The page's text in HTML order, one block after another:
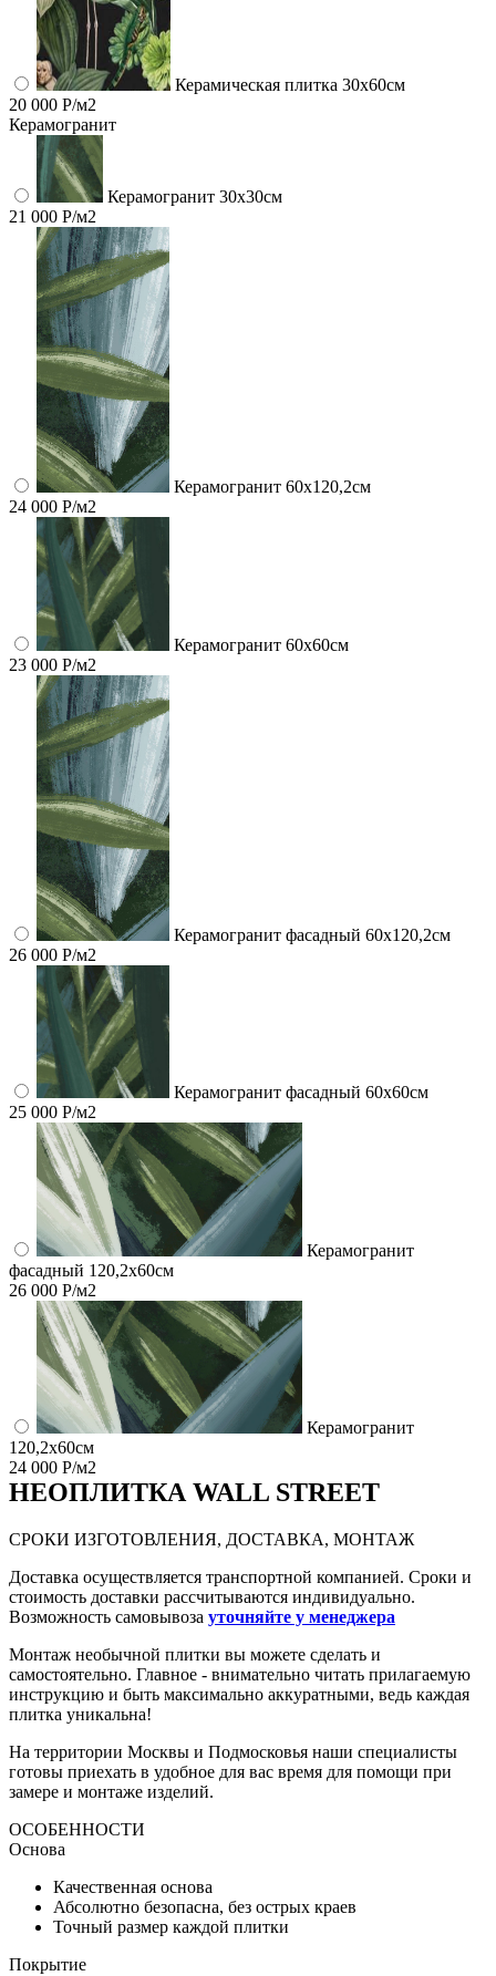
Керамическая плитка 30x60см
20 000 Р/м2
Керамогранит
Керамогранит 30х30см
21 000 Р/м2
Керамогранит 60x120,2см
24 000 Р/м2
Керамогранит 60x60см
23 000 Р/м2
Керамогранит фасадный 60x120,2см
26 000 Р/м2
Керамогранит фасадный 60x60см
25 000 Р/м2
Керамогранит
фасадный 120,2x60см
26 000 Р/м2
Керамогранит
120,2x60см
24 000 Р/м2
НЕОПЛИТКА WALL STREET
СРОКИ ИЗГОТОВЛЕНИЯ, ДОСТАВКА, МОНТАЖ
Доставка осуществляется транспортной компанией. Сроки и
стоимость доставки рассчитываются индивидуально.
Возможность самовывоза уточняйте у менеджера
Монтаж необычной плитки вы можете сделать и
самостоятельно. Главное - внимательно читать прилагаемую
инструкцию и быть максимально аккуратными, ведь каждая
плитка уникальна!
На территории Москвы и Подмосковья наши специалисты
готовы приехать в удобное для вас время для помощи при
замере и монтаже изделий.
ОСОБЕННОСТИ
Основа
Качественная основа
Абсолютно безопасна, без острых краев
Точный размер каждой плитки
Покрытие